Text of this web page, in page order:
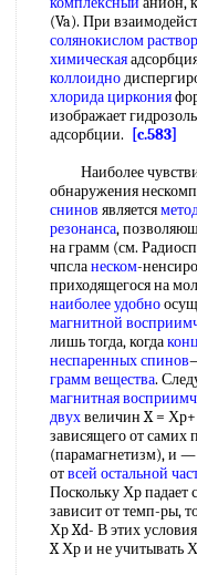
(Va). При
солянокислом
химическая
коллоидно
хлорида циркония
изображает
адсорбции.
[c.583]
Наиболее
обнаружения
снинов является
резонанса,
на грамм (см.
чпсланеском-
приходящегося на
наиболее удобно
магнитной
лишь тогда, когда
неспаренных спинов
грамм вещества.
магнитная
двухвеличин X =
зависящего от самих
(парамагнетизм), и —
отвсей остальной
Поскольку Хр падает с
зависит от темп-ры,
Хр Xd- В этих
X Хр и не учитывать